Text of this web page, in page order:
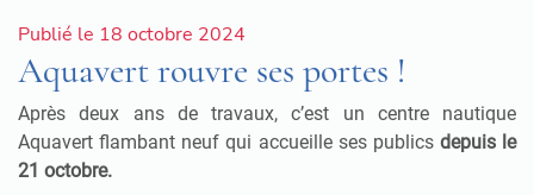
Publié le 18 octobre 2024
Aquavert rouvre ses portes !
Après deux ans de travaux, c’est un centre nautique
Aquavert flambant neuf qui accueille ses publics depuisle
21 octobre.